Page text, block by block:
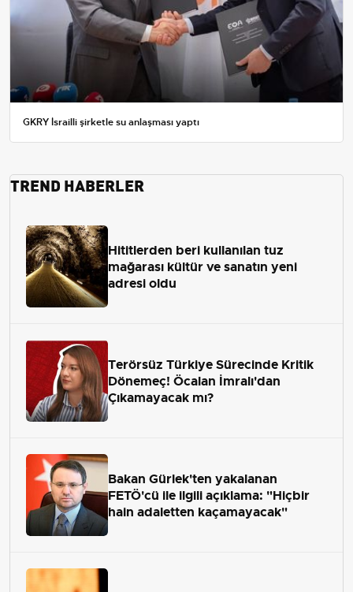
GKRY İsrailli şirketle su anlaşması yaptı
TREND HABERLER
Hititlerden beri kullanılan tuz
mağarası kültür ve sanatın yeni
adresi oldu
Terörsüz Türkiye Sürecinde Kritik
Dönemeç! Öcalan İmralı'dan
Çıkamayacak mı?
Bakan Gürlek'ten yakalanan
FETÖ'cü ile ilgili açıklama: "Hiçbir
hain adaletten kaçamayacak"